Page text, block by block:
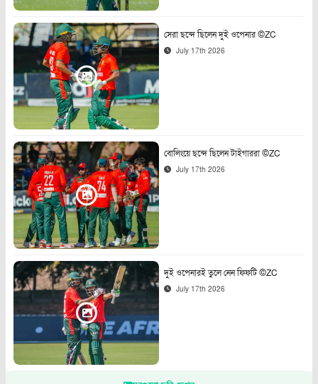
সেরা ছন্দে ছিলেন দুই ওপেনার ©ZC
July 17th 2026
বোলিংয়ে ছন্দে ছিলেন টাইগাররা ©ZC
July 17th 2026
দুই ওপেনারই তুলে নেন ফিফটি ©ZC
July 17th 2026